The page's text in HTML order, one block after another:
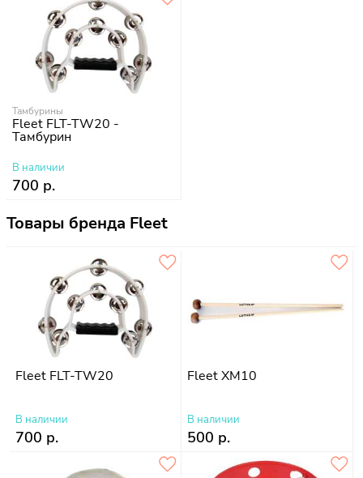
Тамбурины
Fleet FLT-TW20 -
Тамбурин
В наличии
700 р.
Товары бренда Fleet
Fleet FLT-TW20
В наличии
700 р.
Fleet XM10
В наличии
500 р.